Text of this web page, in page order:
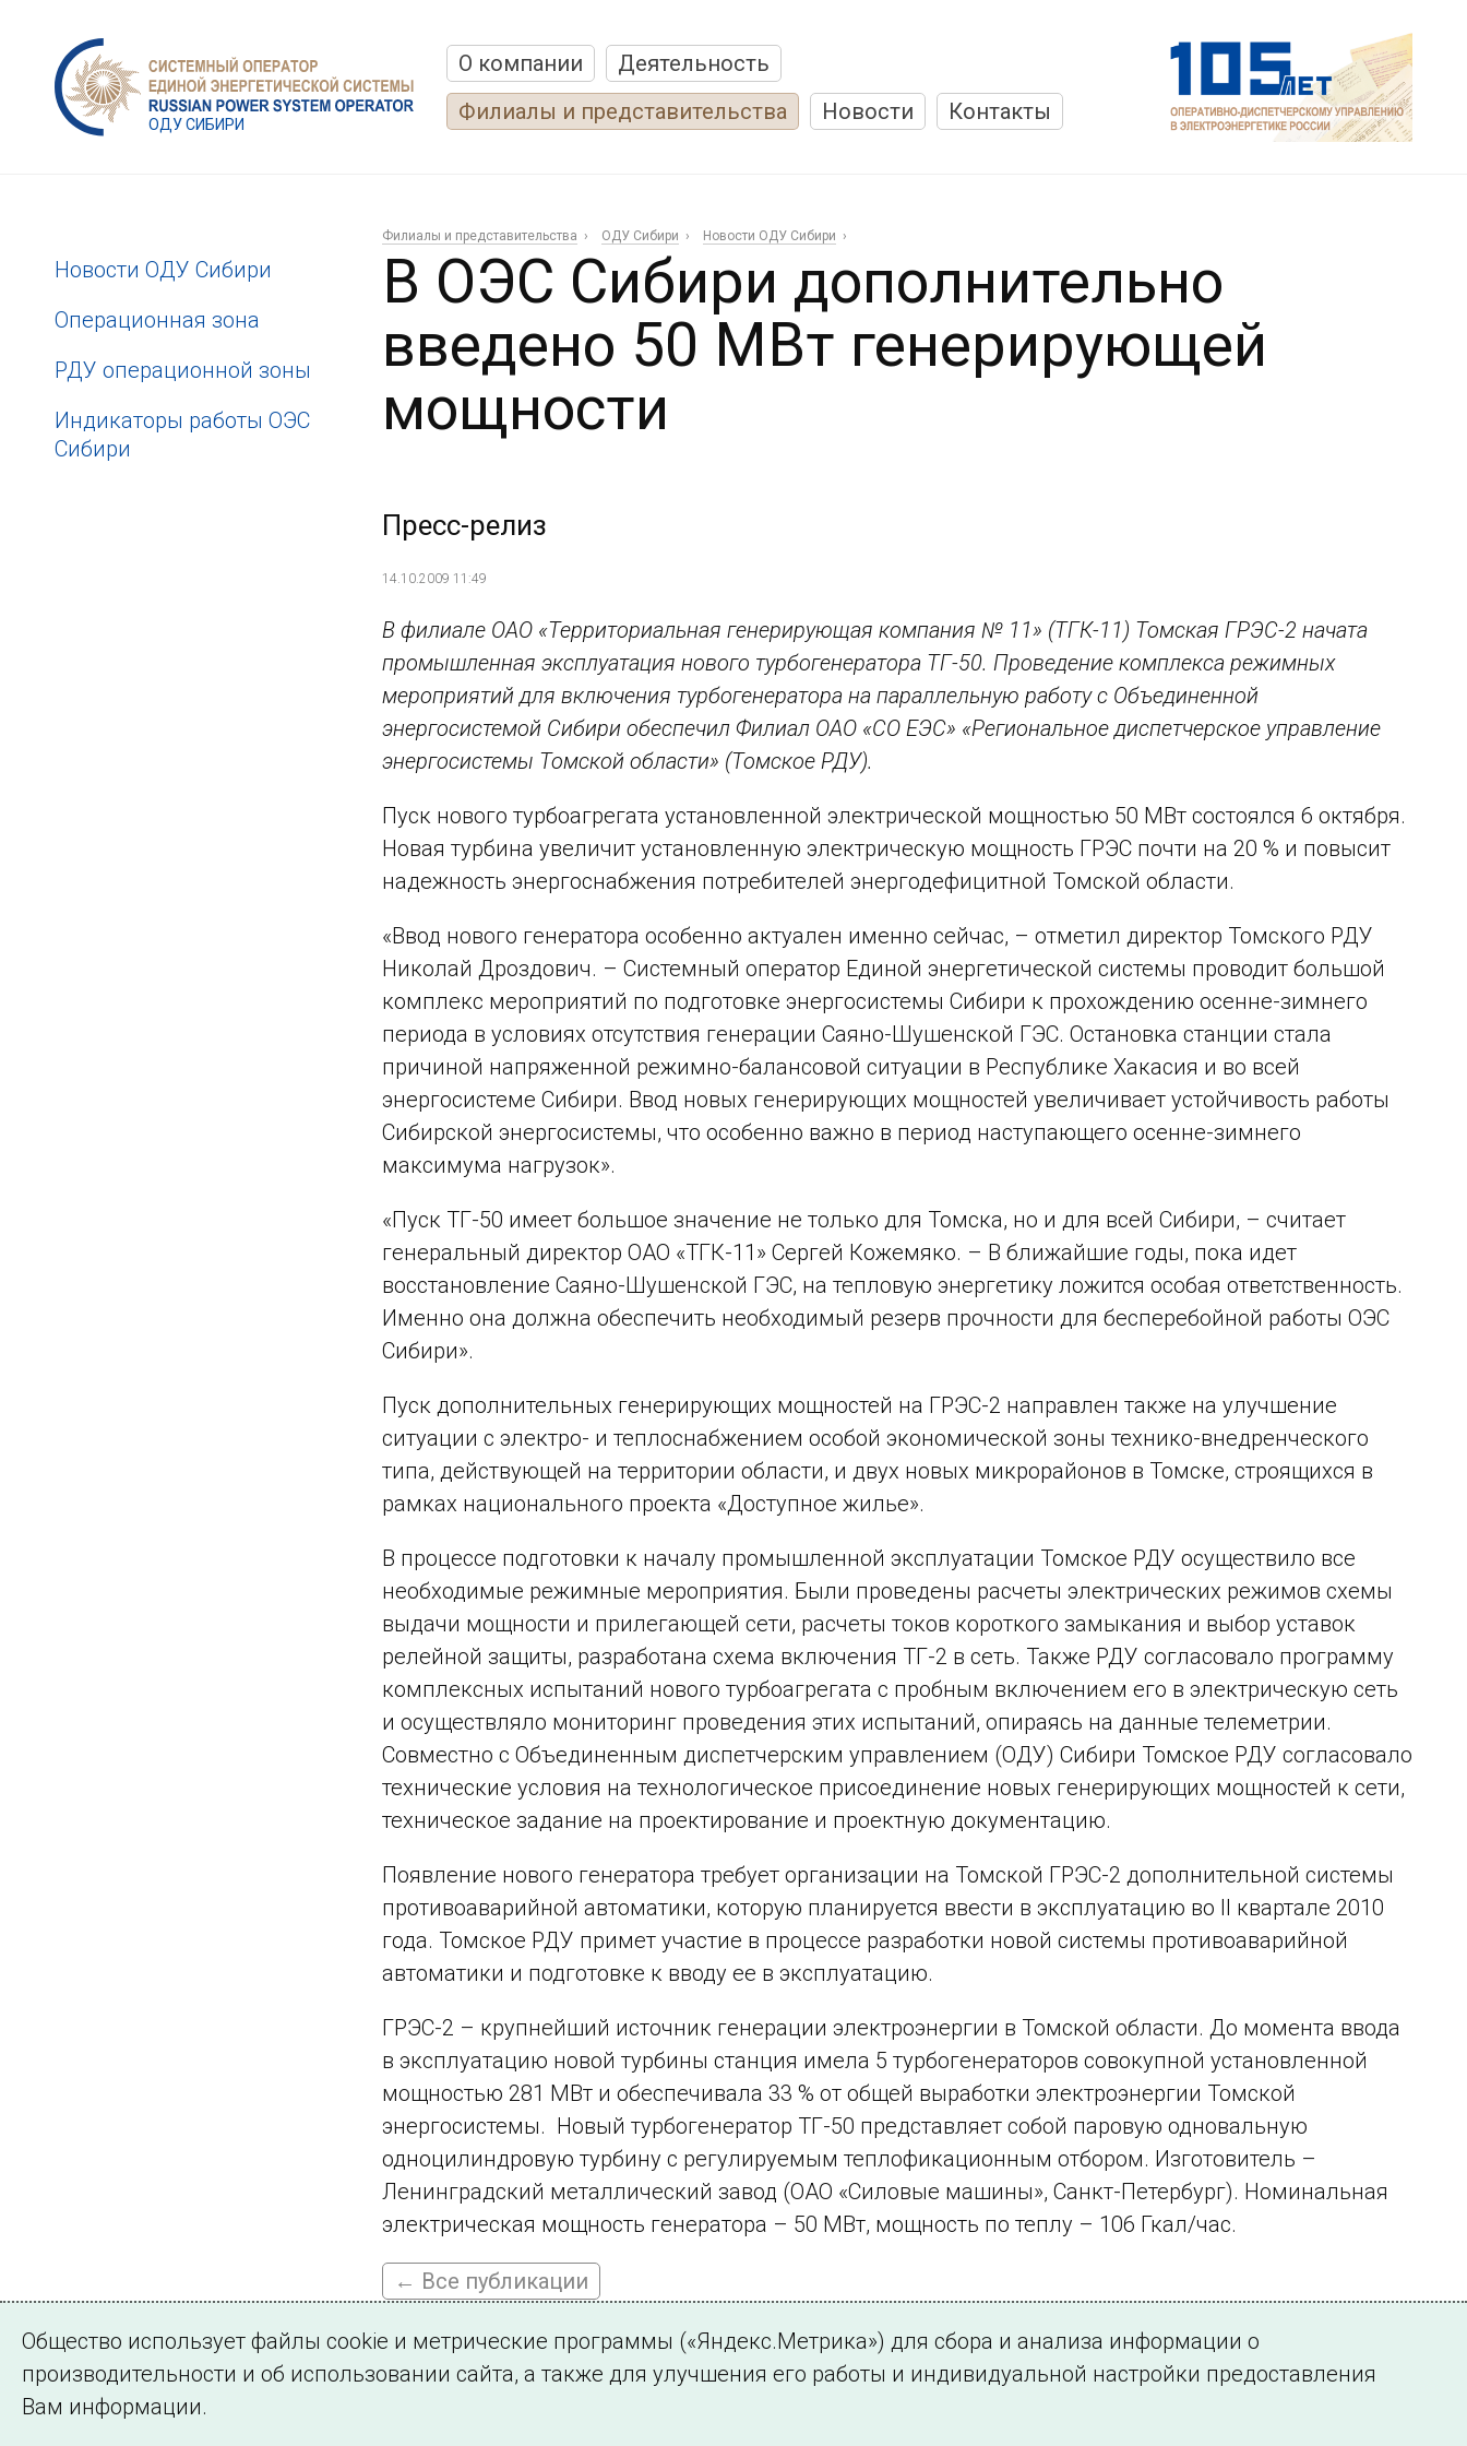
ОДУ СИБИРИ
О компании
Деятельность
Филиалы и представительства
Новости Контакты
Новости ОДУ Сибири
Операционная зона
РДУ операционной зоны
Индикаторы работы ОЭС
Сибири
Филиалы и представительства ОДУ Сибири Новости ОДУ Сибири
В ОЭС Сибири дополнительно
введено 50 МВт генерирующей
мощности
Пресс-релиз
14.10.2009 11:49
В филиале ОАО «Территориальная генерирующая компания № 11» (ТГК-11) Томская ГРЭС-2 начата
промышленная эксплуатация нового турбогенератора ТГ-50. Проведение комплекса режимных
мероприятий для включения турбогенератора на параллельную работу с Объединенной
энергосистемой Сибири обеспечил Филиал ОАО «СО ЕЭС» «Региональное диспетчерское управление
энергосистемы Томской области» (Томское РДУ).
Пуск нового турбоагрегата установленной электрической мощностью 50 МВт состоялся 6 октября.
Новая турбина увеличит установленную электрическую мощность ГРЭС почти на 20 % и повысит
надежность энергоснабжения потребителей энергодефицитной Томской области.
«Ввод нового генератора особенно актуален именно сейчас, – отметил директор Томского РДУ
Николай Дроздович. – Системный оператор Единой энергетической системы проводит большой
комплекс мероприятий по подготовке энергосистемы Сибири к прохождению осенне-зимнего
периода в условиях отсутствия генерации Саяно-Шушенской ГЭС. Остановка станции стала
причиной напряженной режимно-балансовой ситуации в Республике Хакасия и во всей
энергосистеме Сибири. Ввод новых генерирующих мощностей увеличивает устойчивость работы
Сибирской энергосистемы, что особенно важно в период наступающего осенне-зимнего
максимума нагрузок».
«Пуск ТГ-50 имеет большое значение не только для Томска, но и для всей Сибири, – считает
генеральный директор ОАО «ТГК-11» Сергей Кожемяко. – В ближайшие годы, пока идет
восстановление Саяно-Шушенской ГЭС, на тепловую энергетику ложится особая ответственность.
Именно она должна обеспечить необходимый резерв прочности для бесперебойной работы ОЭС
Сибири».
Пуск дополнительных генерирующих мощностей на ГРЭС-2 направлен также на улучшение
ситуации с электро- и теплоснабжением особой экономической зоны технико-внедренческого
типа, действующей на территории области, и двух новых микрорайонов в Томске, строящихся в
рамках национального проекта «Доступное жилье».
В процессе подготовки к началу промышленной эксплуатации Томское РДУ осуществило все
необходимые режимные мероприятия. Были проведены расчеты электрических режимов схемы
выдачи мощности и прилегающей сети, расчеты токов короткого замыкания и выбор уставок
релейной защиты, разработана схема включения ТГ-2 в сеть. Также РДУ согласовало программу
комплексных испытаний нового турбоагрегата с пробным включением его в электрическую сеть
и осуществляло мониторинг проведения этих испытаний, опираясь на данные телеметрии.
Совместно с Объединенным диспетчерским управлением (ОДУ) Сибири Томское РДУ согласовало
технические условия на технологическое присоединение новых генерирующих мощностей к сети,
техническое задание на проектирование и проектную документацию.
Появление нового генератора требует организации на Томской ГРЭС-2 дополнительной системы
противоаварийной автоматики, которую планируется ввести в эксплуатацию во II квартале 2010
года. Томское РДУ примет участие в процессе разработки новой системы противоаварийной
автоматики и подготовке к вводу ее в эксплуатацию.
ГРЭС-2 – крупнейший источник генерации электроэнергии в Томской области. До момента ввода
в эксплуатацию новой турбины станция имела 5 турбогенераторов совокупной установленной
мощностью 281 МВт и обеспечивала 33 % от общей выработки электроэнергии Томской
энергосистемы. Новый турбогенератор ТГ-50 представляет собой паровую одновальную
одноцилиндровую турбину с регулируемым теплофикационным отбором. Изготовитель –
Ленинградский металлический завод (ОАО «Силовые машины», Санкт-Петербург). Номинальная
электрическая мощность генератора – 50 МВт, мощность по теплу – 106 Гкал/час.
← Все публикации
Подписаться на новости
Общество использует файлы cookie и метрические программы («Яндекс.Метрика») для сбора и анализа информации о
производительности и об использовании сайта, а также для улучшения его работы и индивидуальной настройки предоставления
Вам информации.